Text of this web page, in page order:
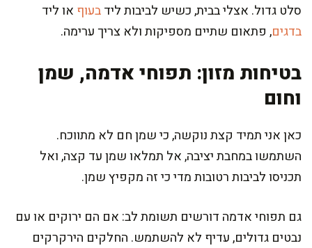
סלט גדול. אצלי בבית, כשיש לביבות לידבעוף או ליד
בדגים, פתאום שתיים מספיקות ולא צריך ערימה.
בטיחות מזון: תפוחי אדמה, שמן
וחום
כאן אני תמיד קצת נוקשה, כי שמן חם לא מתווכח.
השתמשו במחבת יציבה, אל תמלאו שמן עד קצה, ואל
תכניסו לביבות רטובות מדי כי זה מקפיץ שמן.
גם תפוחי אדמה דורשים תשומת לב: אם הם ירוקים או עם
נבטים גדולים, עדיף לא להשתמש. החלקים הירקרקים